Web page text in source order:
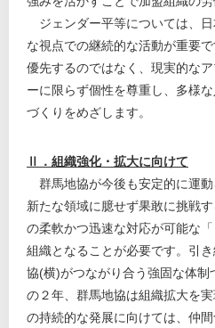
ジェンダー平等については、
な視点での継続的な活動が重要
優先するのではなく、現実的な
ーに限らず個性を尊重し、多様
づくりをめざします。
Ⅱ．組織強化・拡大に向けて
群馬地協が今後も安定的に運動
新たな領域に臆せず果敢に挑戦
の柔軟かつ迅速な対応が可能な
組織となることが必要です。引
協(横)がつながり合う強固な体制
の２年、群馬地協は組織拡大を
の持続的な発展に向けては、仲